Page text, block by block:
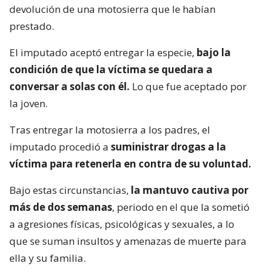
devolución de una motosierra que le habían
prestado.
El imputado aceptó entregar la especie, bajo la
condición de que la víctima se quedara a
conversar a solas con él. Lo que fue aceptado por
la joven.
Tras entregar la motosierra a los padres, el
imputado procedió a suministrar drogas a la
víctima para retenerla en contra de su voluntad.
Bajo estas circunstancias, la mantuvo cautiva por
más de dos semanas, periodo en el que la sometió
a agresiones físicas, psicológicas y sexuales, a lo
que se suman insultos y amenazas de muerte para
ella y su familia.